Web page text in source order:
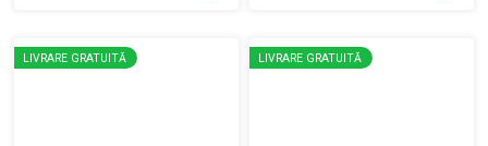
LIVRARE GRATUITĂ LIVRARE GRATUITĂ